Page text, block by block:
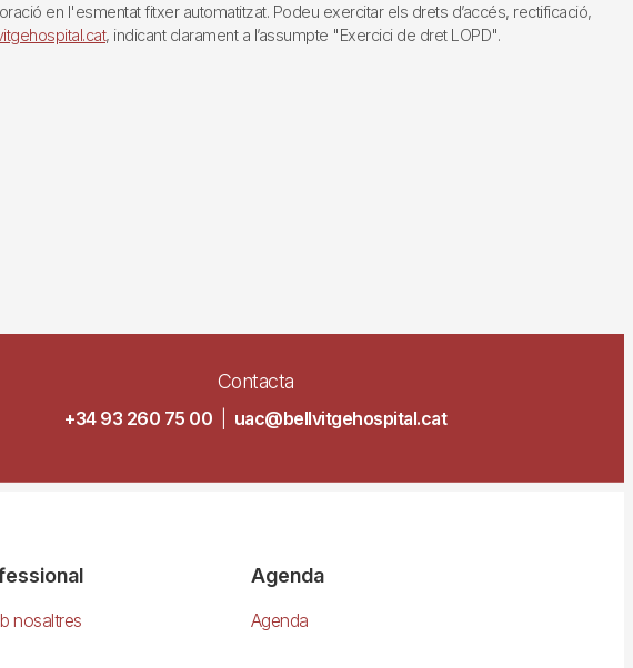
en l'esmentat fitxer automatitzat. Podeu exercitar els drets d’accés, rectificació,
, indicant clarament a l’assumpte "Exercici de dret LOPD".
Contacta
+34 93 260 75 00 uac@bellvitgehospital.cat
nosaltres
Agenda
Agenda